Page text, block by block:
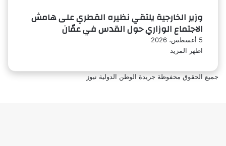
وزير الخارجية يلتقي نظيره القطري على هامش
الاجتماع الوزاري حول القدس في عمّان
5 أغسطس، 2026
اظهر المزيد
جميع الحقوق محفوظة جريدة الوطن الدولية نيوز